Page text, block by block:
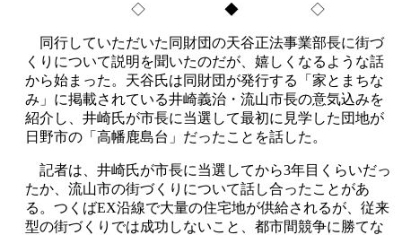
◇ ◆ ◇
同行していただいた同財団の天谷正法事業部長に街づ
くりについて説明を聞いたのだが、嬉しくなるような話
から始まった。天谷氏は同財団が発行する「家とまちな
み」に掲載されている井崎義治・流山市長の意気込みを
紹介し、井崎氏が市長に当選して最初に見学した団地が
日野市の「高幡鹿島台」だったことを話した。
記者は、井崎氏が市長に当選してから3年目くらいだっ
たか、流山市の街づくりについて話し合ったことがあ
る。つくばEX沿線で大量の住宅地が供給されるが、従来
型の街づくりでは成功しないこと、都市間競争に勝てな